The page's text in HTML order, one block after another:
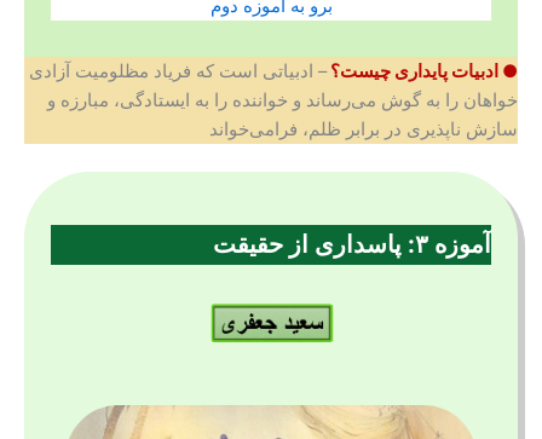
برو به آموزه دوم
● ادبیات پایداری چیست؟ – ادبیاتی است که فریاد مظلومیت آزادی
خواهان را به گوش می‌رساند و خواننده را به ایستادگی، مبارزه و
سازش ناپذیری در برابر ظلم، فرامی‌خواند
آموزه ۳ : پاسداری از حقیقت